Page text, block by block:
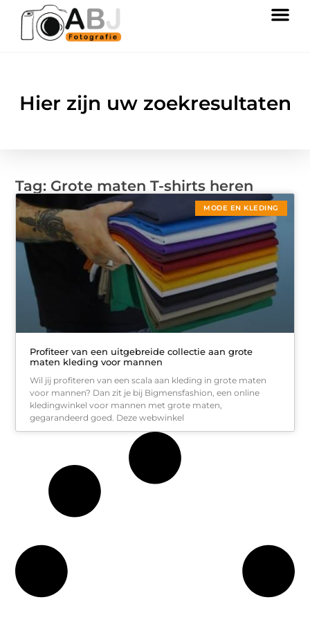
Hier zijn uw zoekresultaten
Tag: Grote maten T-shirts heren
MODE EN KLEDING
Profiteer van een uitgebreide collectie aan grote
maten kleding voor mannen
Wil jij profiteren van een scala aan kleding in grote maten
voor mannen? Dan zit je bij Bigmensfashion, een online
kledingwinkel voor mannen met grote maten,
gegarandeerd goed. Deze webwinkel